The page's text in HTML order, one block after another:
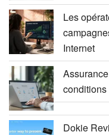
Les
Internet
conditions
Dokie